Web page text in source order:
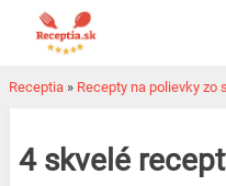
Receptia » Recepty na polievky zo
4 skvelé recepty na strukovinovú